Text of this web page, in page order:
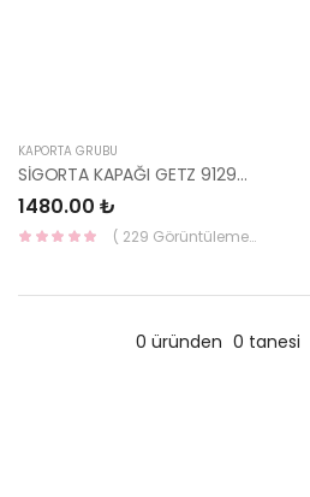
KAPORTA GRUBU
SİGORTA KAPAĞI GETZ 91298-1C201-HMC
1480.00 ₺
( 229 Görüntüleme )
0 üründen 0 tanesi